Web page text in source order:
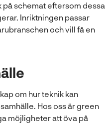
schemat eftersom dessa
Inriktningen passar
och vill få en
om hur teknik kan
Hos oss är green
möjligheter att öva på